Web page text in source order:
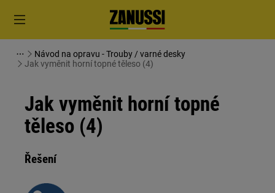
Návod na opravu - Trouby / varné desky
Jak vyměnit horní topné těleso (4)
Jak vyměnit horní topné
těleso (4)
Řešení